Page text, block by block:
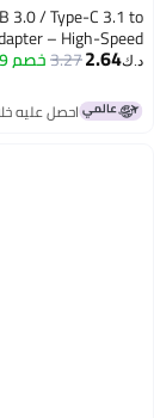
14 - 15
عالي
اتصال
وأجهزة
د.ك‏8.09